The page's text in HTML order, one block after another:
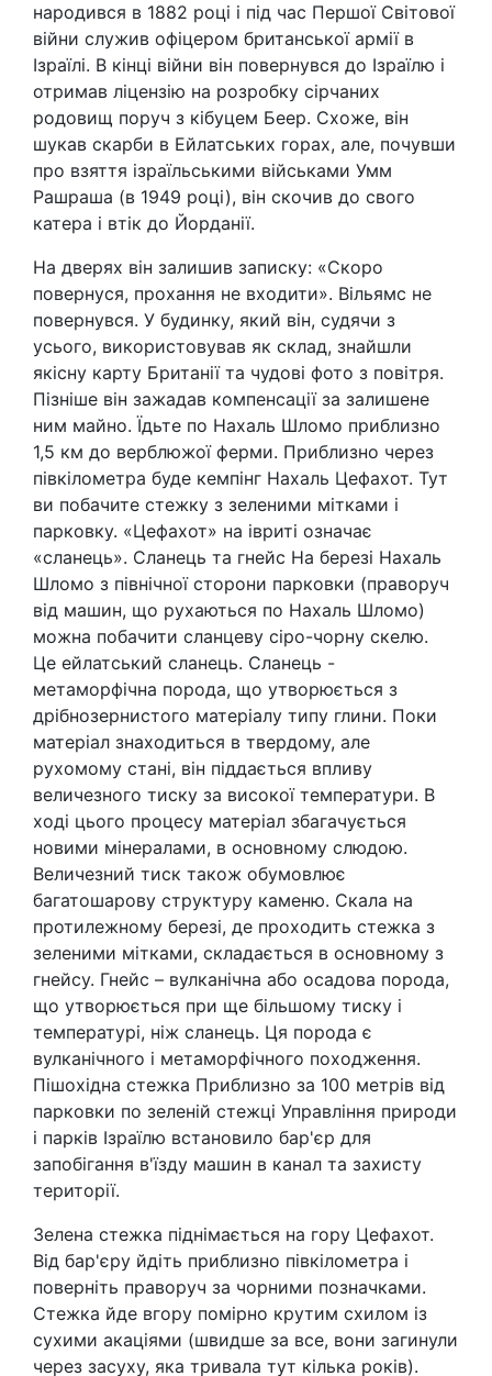
народився в 1882 році і під час Першої Світової
війни служив офіцером британської армії в
Ізраїлі. В кінці війни він повернувся до Ізраїлю і
отримав ліцензію на розробку сірчаних
родовищ поруч з кібуцем Беер. Схоже, він
шукав скарби в Ейлатських горах, але, почувши
про взяття ізраїльськими військами Умм
Рашраша (в 1949 році), він скочив до свого
катера і втік до Йорданії.
На дверях він залишив записку: «Скоро
повернуся, прохання не входити». Вільямс не
повернувся. У будинку, який він, судячи з
усього, використовував як склад, знайшли
якісну карту Британії та чудові фото з повітря.
Пізніше він зажадав компенсації за залишене
ним майно. Їдьте по Нахаль Шломо приблизно
1,5 км до верблюжої ферми. Приблизно через
півкілометра буде кемпінг Нахаль Цефахот. Тут
ви побачите стежку з зеленими мітками і
парковку. «Цефахот» на івриті означає
«сланець». Сланець та гнейс На березі Нахаль
Шломо з північної сторони парковки (праворуч
від машин, що рухаються по Нахаль Шломо)
можна побачити сланцеву сіро-чорну скелю.
Це ейлатський сланець. Сланець -
метаморфічна порода, що утворюється з
дрібнозернистого матеріалу типу глини. Поки
матеріал знаходиться в твердому, але
рухомому стані, він піддається впливу
величезного тиску за високої температури. В
ході цього процесу матеріал збагачується
новими мінералами, в основному слюдою.
Величезний тиск також обумовлює
багатошарову структуру каменю. Скала на
протилежному березі, де проходить стежка з
зеленими мітками, складається в основному з
гнейсу. Гнейс – вулканічна або осадова порода,
що утворюється при ще більшому тиску і
температурі, ніж сланець. Ця порода є
вулканічного і метаморфічного походження.
Пішохідна стежка Приблизно за 100 метрів від
парковки по зеленій стежці Управління природи
і парків Ізраїлю встановило бар'єр для
запобігання в'їзду машин в канал та захисту
території.
Зелена стежка піднімається на гору Цефахот.
Від бар'єру йдіть приблизно півкілометра і
поверніть праворуч за чорними позначками.
Стежка йде вгору помірно крутим схилом із
сухими акаціями (швидше за все, вони загинули
через засуху, яка тривала тут кілька років).